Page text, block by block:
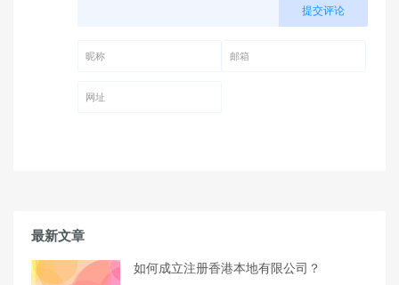
提交评论
最新文章
如何成立注册香港本地有限公司？